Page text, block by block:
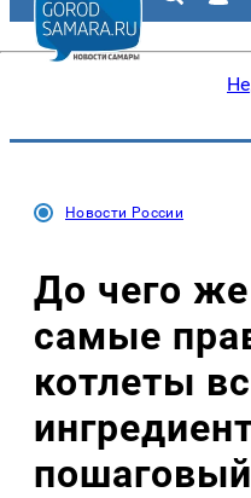
Новости России
До чего же
самые
котлеты